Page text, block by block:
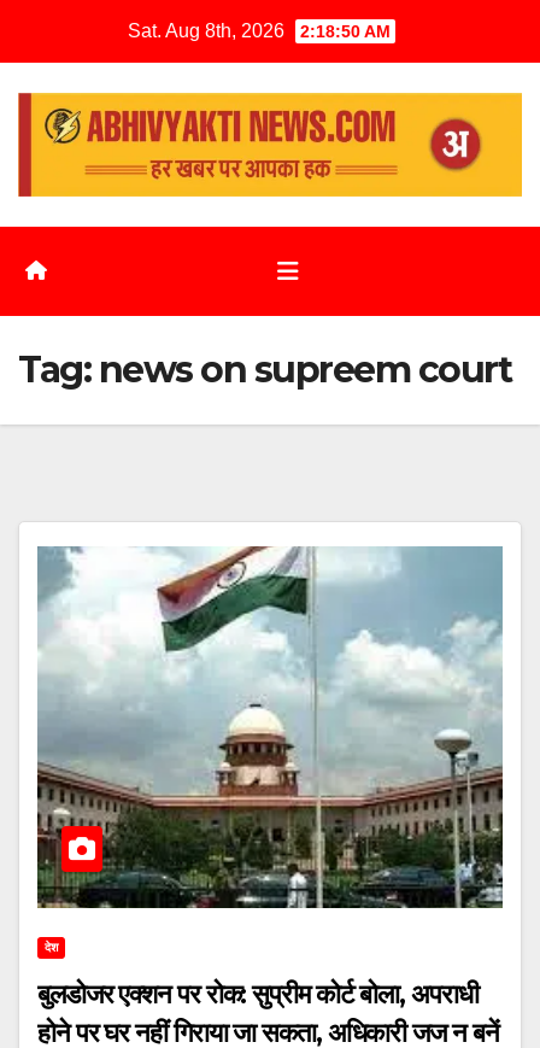
Sat. Aug 8th, 2026 2:18:51 AM
Tag: news on supreem court
देश
बुलडोजर एक्शन पर रोक: सुप्रीम कोर्ट बोला, अपराधी
होने पर घर नहीं गिराया जा सकता, अधिकारी जज न बनें